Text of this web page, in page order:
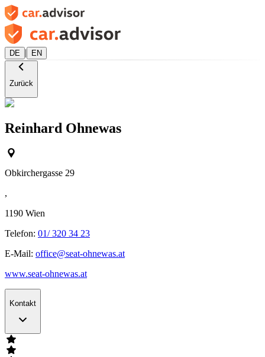
DE | EN
Zurück
Reinhard Ohnewas
Obkirchergasse 29
,
1190 Wien
Telefon: 01/ 320 34 23
E-Mail: office@seat-ohnewas.at
www.seat-ohnewas.at
Kontakt